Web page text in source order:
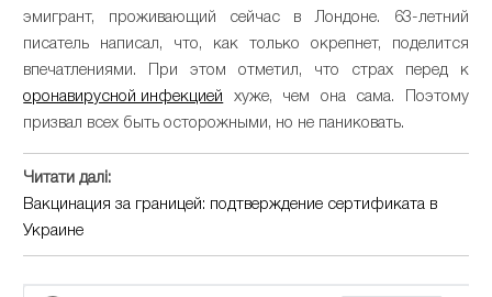
эмигрант, проживающий сейчас в Лондоне. 63-летний
писатель написал, что, как только окрепнет, поделится
впечатлениями. При этом отметил, что страх перед к
оронавирусной инфекцией хуже, чем она сама. Поэтому
призвал всех быть осторожными, но не паниковать.
Читати далі:
Вакцинация за границей: подтверждение сертификата в
Украине